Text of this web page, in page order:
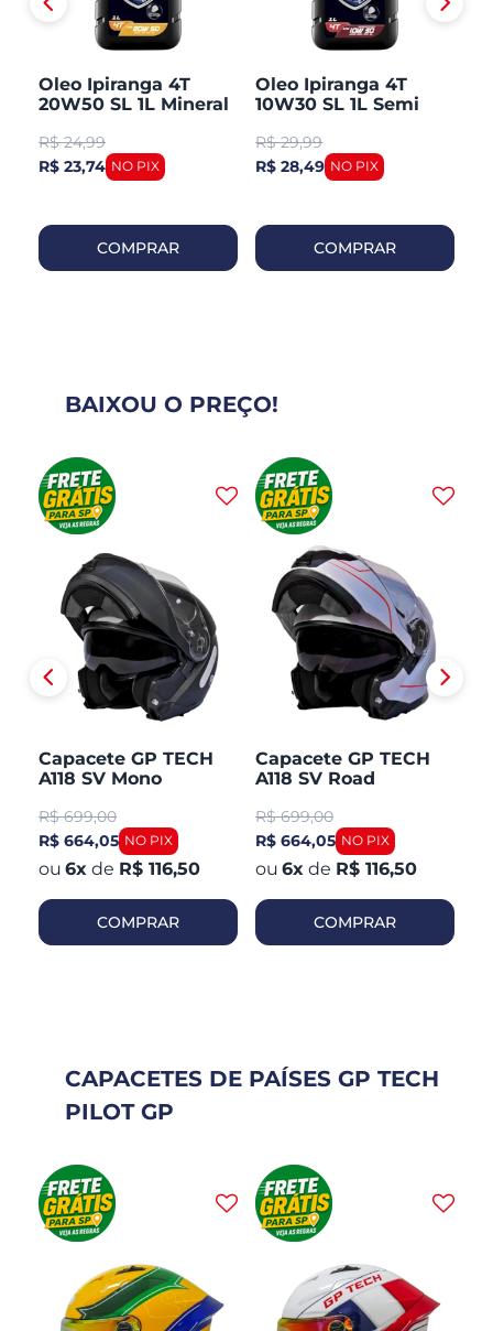
Oleo Ipiranga 4T
20W50 SL 1L Mineral
R$ 24,99
R$ 23,74
COMPRAR
Oleo Ipiranga 4T
10W30 SL 1L Semi
R$ 29,99
R$ 28,49
COMPRAR
BAIXOU O PREÇO!
Capacete GP TECH
A118 SV Mono
Fosco
R$ 699,00
R$ 664,05
6x de R$ 116,50
COMPRAR
Capacete GP TECH
A118 SV Road
R$ 699,00
R$ 664,05
6x de R$ 116,50
COMPRAR
CAPACETES DE PAÍSES GP TECH
PILOT GP